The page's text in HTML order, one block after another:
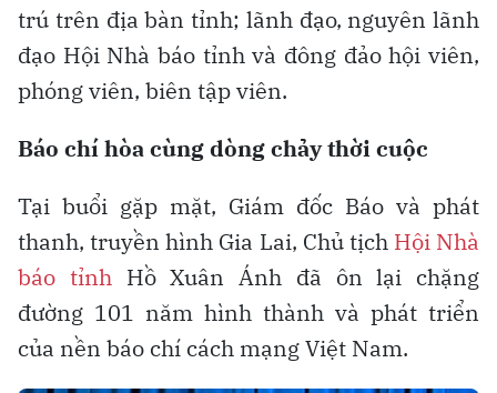
trú trên địa bàn tỉnh; lãnh đạo, nguyên lãnh
đạo Hội Nhà báo tỉnh và đông đảo hội viên,
phóng viên, biên tập viên.
Báo chí hòa cùng dòng chảy thời cuộc
Tại buổi gặp mặt, Giám đốc Báo và phát
thanh, truyền hình Gia Lai, Chủ tịch Hội Nhà
báo tỉnhHồ Xuân Ánh đã ôn lại chặng
đường 101 năm hình thành và phát triển
của nền báo chí cách mạng Việt Nam.